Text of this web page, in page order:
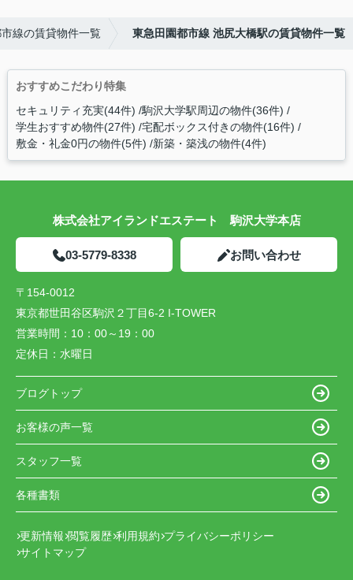
線の賃貸物件一覧 東急田園都市線 池尻大橋駅の賃貸物件一覧
おすすめこだわり特集
セキュリティ充実(44件) 駒沢大学駅周辺の物件(36件)
学生おすすめ物件(27件) 宅配ボックス付きの物件(16件)
敷金・礼金0円の物件(5件) 新築・築浅の物件(4件)
株式会社アイランドエステート 駒沢大学本店
03-5779-8338 お問い合わせ
〒154-0012
東京都世田谷区駒沢２丁目6-2 I-TOWER
営業時間： 10：00～19：00
定休日： 水曜日
ブログトップ
お客様の声一覧
スタッフ一覧
各種書類
更新情報 閲覧履歴 利用規約 プライバシーポリシー
サイトマップ